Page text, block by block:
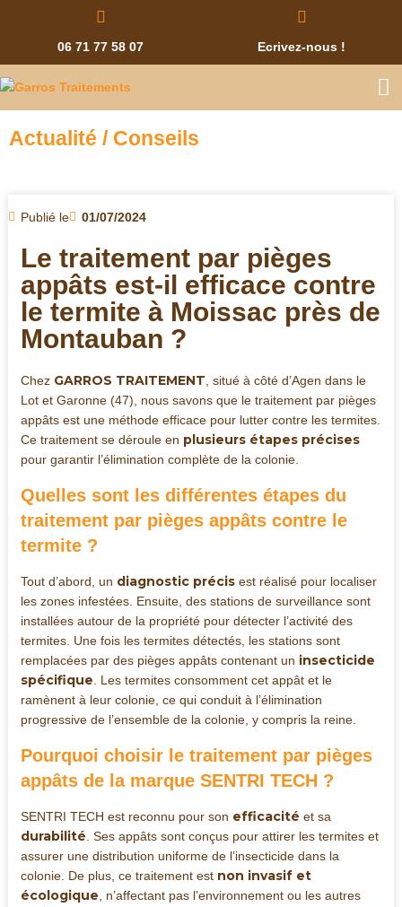
06 71 77 58 07 Ecrivez-nous !
Actualité / Conseils
Publié le 01/07/2024
Le traitement par pièges
appâts est-il efficace contre
le termite à Moissac près de
Montauban ?
Chez GARROS TRAITEMENT , situé à côté d’Agen dans le
Lot et Garonne (47), nous savons que le traitement par pièges
appâts est une méthode efficace pour lutter contre les termites.
Ce traitement se déroule en plusieurs étapes précises
pour garantir l’élimination complète de la colonie.
Quelles sont les différentes étapes du
traitement par pièges appâts contre le
termite ?
Tout d’abord, un diagnostic précis est réalisé pour localiser
les zones infestées. Ensuite, des stations de surveillance sont
installées autour de la propriété pour détecter l’activité des
termites. Une fois les termites détectés, les stations sont
remplacées par des pièges appâts contenant un insecticide
spécifique . Les termites consomment cet appât et le
ramènent à leur colonie, ce qui conduit à l’élimination
progressive de l’ensemble de la colonie, y compris la reine.
Pourquoi choisir le traitement par pièges
appâts de la marque SENTRI TECH ?
SENTRI TECH est reconnu pour son efficacité et sa
durabilité . Ses appâts sont conçus pour attirer les termites et
assurer une distribution uniforme de l’insecticide dans la
colonie. De plus, ce traitement est non invasif et
écologique , n’affectant pas l’environnement ou les autres